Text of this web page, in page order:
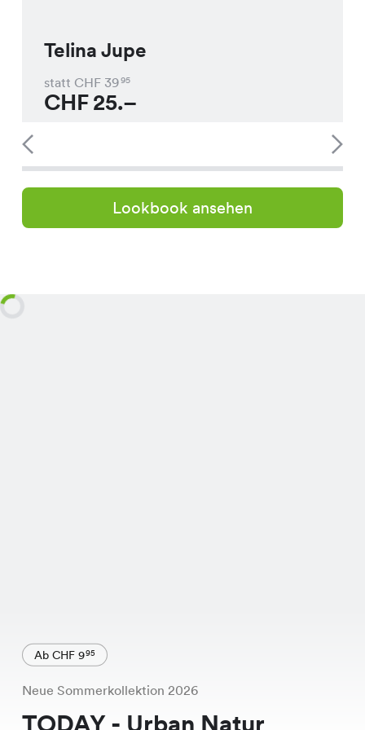
Telina Jupe
statt CHF 3995
CHF25.–
Lookbook ansehen
Ab CHF 995
Neue Sommerkollektion 2026
TODAY - Urban Natur